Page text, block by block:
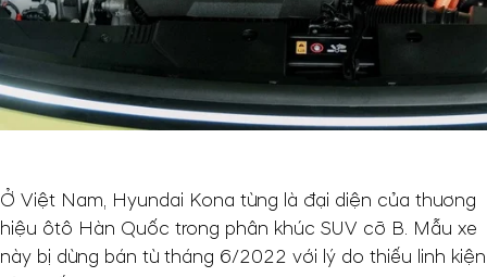
Ở Việt Nam, Hyundai Kona từng là đại diện của thương
hiệu ôtô Hàn Quốc trong phân khúc SUV cỡ B. Mẫu xe
này bị dừng bán từ tháng 6/2022 với lý do thiếu linh kiện